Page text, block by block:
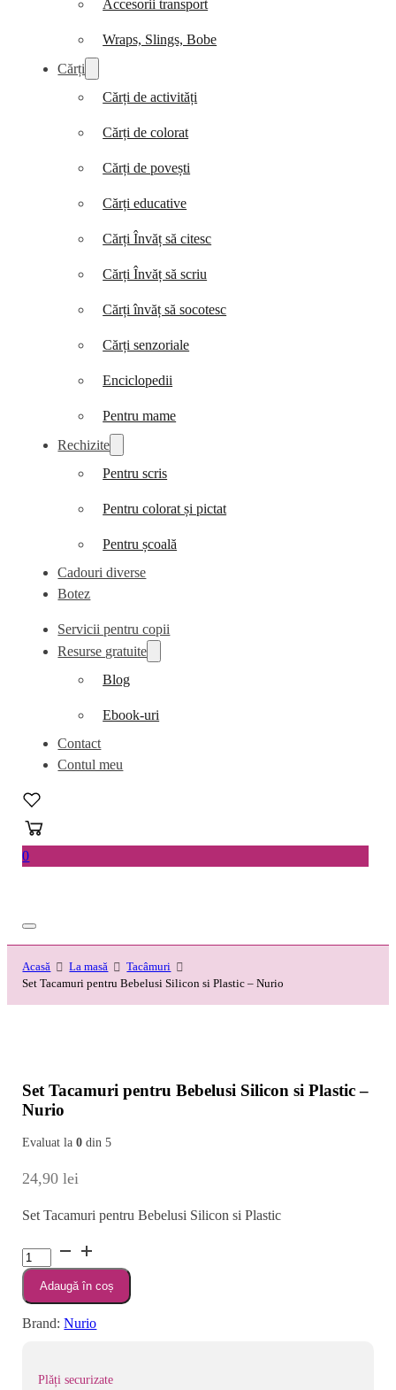
Accesorii transport
Wraps, Slings, Bobe
Cărți
Cărți de activități
Cărți de colorat
Cărți de povești
Cărți educative
Cărți Învăț să citesc
Cărți Învăț să scriu
Cărți învăț să socotesc
Cărți senzoriale
Enciclopedii
Pentru mame
Rechizite
Pentru scris
Pentru colorat și pictat
Pentru școală
Cadouri diverse
Botez
Servicii pentru copii
Resurse gratuite
Blog
Ebook-uri
Contact
Contul meu
0
Acasă La masă
Tacâmuri
Set Tacamuri pentru Bebelusi Silicon si Plastic – Nurio
Set Tacamuri pentru Bebelusi Silicon si Plastic –
Nurio
Evaluat la0 din 5
24,90lei
Set Tacamuri pentru Bebelusi Silicon si Plastic
Cantitate
Set
Tacamuri
Bebelusi
Adaugă în coș
Brand:Nurio
Plăți securizate